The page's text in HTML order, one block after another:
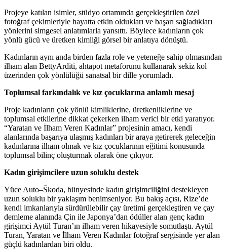
Projeye katılan isimler, stüdyo ortamında gerçekleştirilen özel
fotoğraf çekimleriyle hayatta etkin oldukları ve başarı sağladıkları
yönlerini simgesel anlatımlarla yansıttı. Böylece kadınların çok
yönlü gücü ve üretken kimliği görsel bir anlatıya dönüştü.
Kadınların aynı anda birden fazla role ve yeteneğe sahip olmasından
ilham alan BettyArditi, ahtapot metaforunu kullanarak sekiz kol
üzerinden çok yönlülüğü sanatsal bir dille yorumladı.
Toplumsal farkındalık ve kız çocuklarına anlamlı mesaj
Proje kadınların çok yönlü kimliklerine, üretkenliklerine ve
toplumsal etkilerine dikkat çekerken ilham verici bir etki yaratıyor.
“Yaratan ve İlham Veren Kadınlar” projesinin amacı, kendi
alanlarında başarıya ulaşmış kadınları bir araya getirerek geleceğin
kadınlarına ilham olmak ve kız çocuklarının eğitimi konusunda
toplumsal bilinç oluşturmak olarak öne çıkıyor.
Kadın girişimcilere uzun soluklu destek
Yüce Auto–Škoda, bünyesinde kadın girişimciliğini destekleyen
uzun soluklu bir yaklaşım benimseniyor. Bu bakış açısı, Rize’de
kendi imkanlarıyla sürdürülebilir çay üretimi gerçekleştiren ve çay
demleme alanında Çin ile Japonya’dan ödüller alan genç kadın
girişimci Aytül Turan’ın ilham veren hikayesiyle somutlaştı. Aytül
Turan, Yaratan ve İlham Veren Kadınlar fotoğraf sergisinde yer alan
güçlü kadınlardan biri oldu.